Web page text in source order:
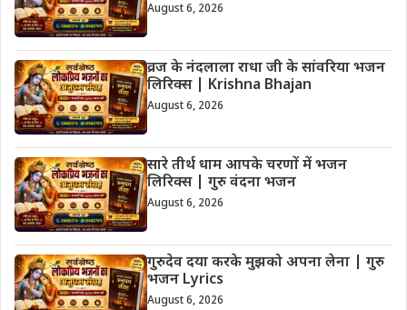
August 6, 2026
व्रज के नंदलाला राधा जी के सांवरिया भजन
लिरिक्स | Krishna Bhajan
August 6, 2026
सारे तीर्थ धाम आपके चरणों में भजन
लिरिक्स | गुरु वंदना भजन
August 6, 2026
गुरुदेव दया करके मुझको अपना लेना | गुरु
भजन Lyrics
August 6, 2026